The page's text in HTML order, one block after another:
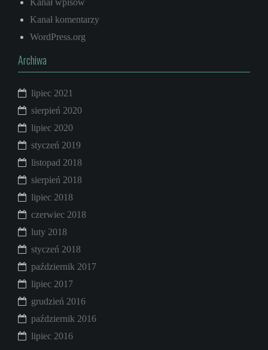
Kanał komentarzy
WordPress.org
Archiwa
lipiec 2021
sierpień 2020
lipiec 2020
styczeń 2019
listopad 2018
sierpień 2018
lipiec 2018
czerwiec 2018
luty 2018
styczeń 2018
październik 2017
lipiec 2017
grudzień 2016
październik 2016
lipiec 2016